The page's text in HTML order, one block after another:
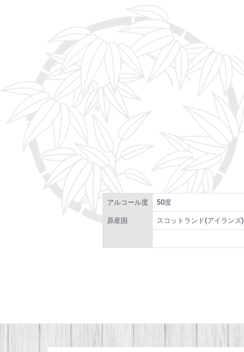
アルコール度 50度
原産国 スコットランド(アイランズ)